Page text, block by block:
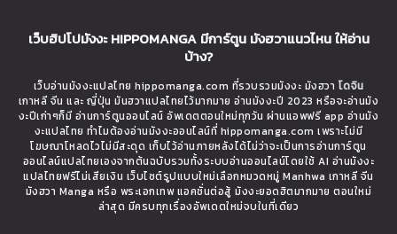
เว็บฮิปโปมังงะ HIPPOMANGA มีการ์ตูน มังฮวาแนวไหน ให้อ่าน
บ้าง?
เว็บอ่านมังงะแปลไทย hippomanga.com ที่รวบรวมมังงะ มังฮวา โดจิน
เกาหลี จีน และ ญี่ปุ่น มันฮวาแปลไทยไว้มากมาย อ่านมังงะปี 2023 หรือจะอ่านมัง
งะปีเก่าๆก็มี อ่านการ์ตูนออนไลน์ อัพเดตตอนใหม่ทุกวัน ผ่านแอพฟรี app อ่านมัง
งะแปลไทย ทำไมต้องอ่านมังงะออนไลน์ที่ hippomanga.com เพราะไม่มี
โฆษณาโหลดไวไม่มีสะดุด เก็บไว้อ่านภายหลังได้ไม่ว่าจะเป็นการอ่านการ์ตูน
ออนไลน์แปลไทยเองจากต้นฉบับรวมทั้งระบบอ่านออนไลน์โดยใช้ AI อ่านมังงะ
แปลไทยฟรีไม่เสียเงิน เว็บไซต์รูปแบบใหม่เลือกหมวดหมู่ Manhwa เกาหลี จีน
มังฮวา Manga หรือ พระเอกเทพ แอคชั่นต่อสู้ มังงะยอดฮิตมากมาย ตอนใหม่
ล่าสุด มีครบทุกเรื่องอัพเดตใหม่จบในที่เดียว